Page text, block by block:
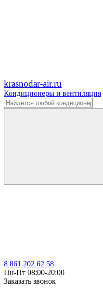
krasnodar-air.ru
Кондиционеры и вентиляция
8 861 202 62 58
Пн-Пт 08:00-20:00
Заказать звонок